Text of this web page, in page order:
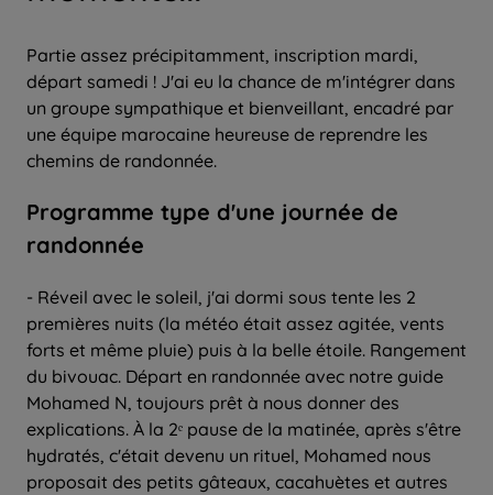
Partie assez précipitamment, inscription mardi,
départ samedi ! J'ai eu la chance de m'intégrer dans
un groupe sympathique et bienveillant, encadré par
une équipe marocaine heureuse de reprendre les
chemins de randonnée.
Programme type d'une journée de
randonnée
- Réveil avec le soleil, j'ai dormi sous tente les 2
premières nuits (la météo était assez agitée, vents
forts et même pluie) puis à la belle étoile. Rangement
du bivouac. Départ en randonnée avec notre guide
Mohamed N, toujours prêt à nous donner des
explications. À la 2ᵉ pause de la matinée, après s'être
hydratés, c'était devenu un rituel, Mohamed nous
proposait des petits gâteaux, cacahuètes et autres